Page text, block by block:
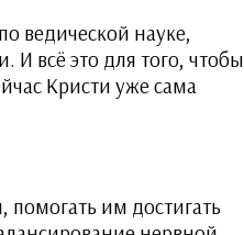
ведической науке,
И всё это для того, чтобы
Кристи уже сама
им достигать